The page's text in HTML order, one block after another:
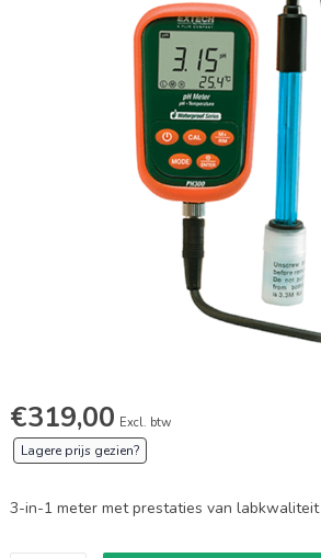
€319,00 Excl. btw
Lagere prijs gezien?
3-in-1 meter met prestaties van labkwaliteit